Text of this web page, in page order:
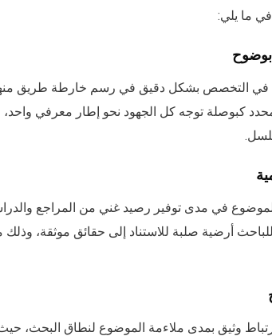
في ما يلي:
بوضوح
في التخصص بشكل دقيق في رسم خارطة طريق
كبوصلة توجه كل الجهود نحو إطار معرفي واحد،
الموضوع في مدى توفير رصيد غني من المراجع
أرضية صلبة للاستناد إلى حقائق موثقة،
وثيق بمدى ملاءمة الموضوع لنطاق البحث، حيث